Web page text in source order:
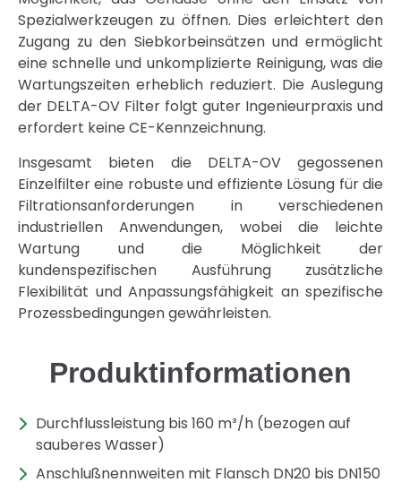
Spezialwerkzeugen zu öffnen. Dies erleichtert den
Zugang zu den Siebkorbeinsätzen und ermöglicht
eine schnelle und unkomplizierte Reinigung, was die
Wartungszeiten erheblich reduziert. Die Auslegung
der DELTA-OV Filter folgt guter Ingenieurpraxis und
erfordert keine CE-Kennzeichnung.
Insgesamt bieten die DELTA-OV gegossenen
Einzelfilter eine robuste und effiziente Lösung für die
Filtrationsanforderungen in verschiedenen
industriellen Anwendungen, wobei die leichte
Wartung und die Möglichkeit der
kundenspezifischen Ausführung zusätzliche
Flexibilität und Anpassungsfähigkeit an spezifische
Prozessbedingungen gewährleisten.
Produktinformationen
Durchflussleistung bis 160 m³/h (bezogen auf
sauberes Wasser)
Anschlußnennweiten mit Flansch DN20 bis DN150